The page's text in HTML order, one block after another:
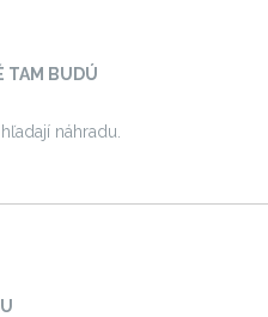
TAM BUDÚ
náhradu.